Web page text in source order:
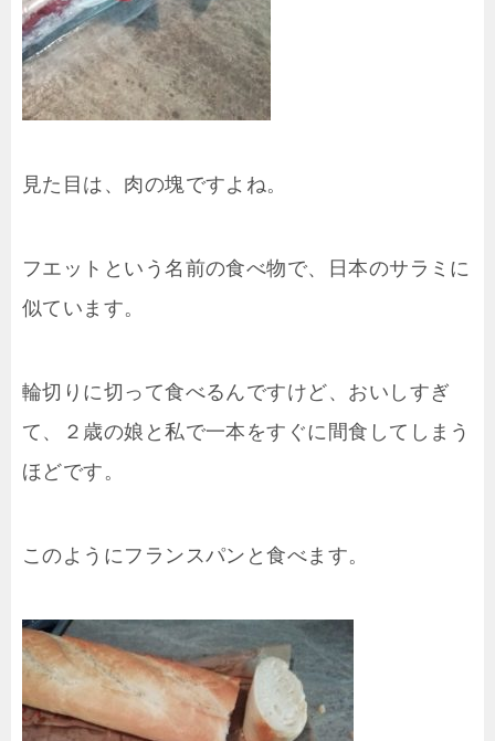
見た目は、肉の塊ですよね。
フエットという名前の食べ物で、日本のサラミに
似ています。
輪切りに切って食べるんですけど、おいしすぎ
て、２歳の娘と私で一本をすぐに間食してしまう
ほどです。
このようにフランスパンと食べます。